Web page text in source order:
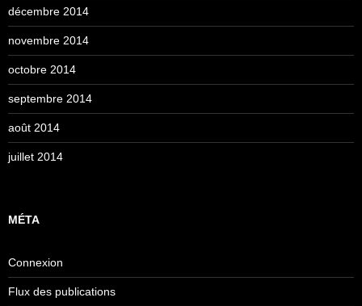
décembre 2014
novembre 2014
octobre 2014
septembre 2014
août 2014
juillet 2014
MÉTA
Connexion
Flux des publications